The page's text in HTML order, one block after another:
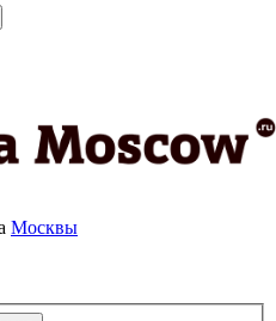
Москвы